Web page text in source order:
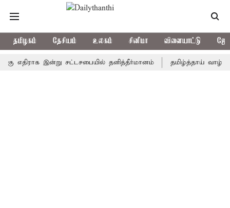
தமிழகம் தேசியம் உலகம் சினிமா விளையாட்டு
இன்று சட்டசபையில் தனித்தீர்மானம் தமிழ்த்தாய் வாழ்த்து